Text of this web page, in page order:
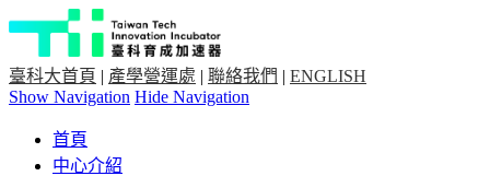
臺科大首頁 | 產學營運處 | 聯絡我們 | ENGLISH
Show Navigation Hide Navigation
首頁
中心介紹